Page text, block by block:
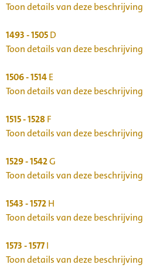
Toon details van deze beschrijving
1493 - 1505D
Toon details van deze beschrijving
1506 - 1514E
Toon details van deze beschrijving
1515 - 1528F
Toon details van deze beschrijving
1529 - 1542G
Toon details van deze beschrijving
1543 - 1572H
Toon details van deze beschrijving
1573 - 1577I
Toon details van deze beschrijving